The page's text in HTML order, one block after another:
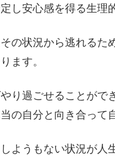
し安心感を得る生理
の状況から逃れるた
ます。
り過ごせることがで
の自分と向き合って
ようもない状況が人